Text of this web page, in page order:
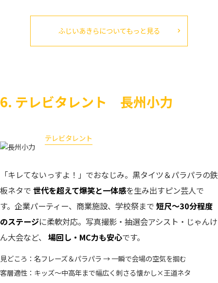
ふじいあきらについてもっと見る
6. テレビタレント 長州小力
テレビタレント
「キレてないっすよ！」でおなじみ。黒タイツ＆パラパラの鉄
板ネタで 世代を超えて爆笑と一体感を生み出すピン芸人で
す。企業パーティー、商業施設、学校祭まで 短尺〜30分程度
のステージに柔軟対応。写真撮影・抽選会アシスト・じゃんけ
ん大会など、 場回し・MC力も安心です。
見どころ：名フレーズ＆パラパラ → 一瞬で会場の空気を掴む
客層適性：キッズ〜中高年まで幅広く刺さる懐かし×王道ネタ